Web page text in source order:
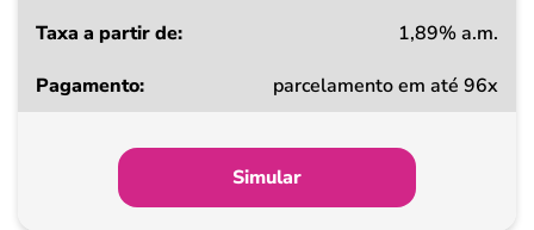
1,89% a.m.
parcelamento em até 96x
Simular